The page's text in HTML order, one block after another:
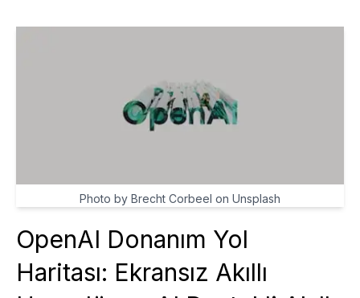
Photo by Brecht Corbeel on Unsplash
OpenAI Donanım Yol
Haritası: Ekransız Akıllı